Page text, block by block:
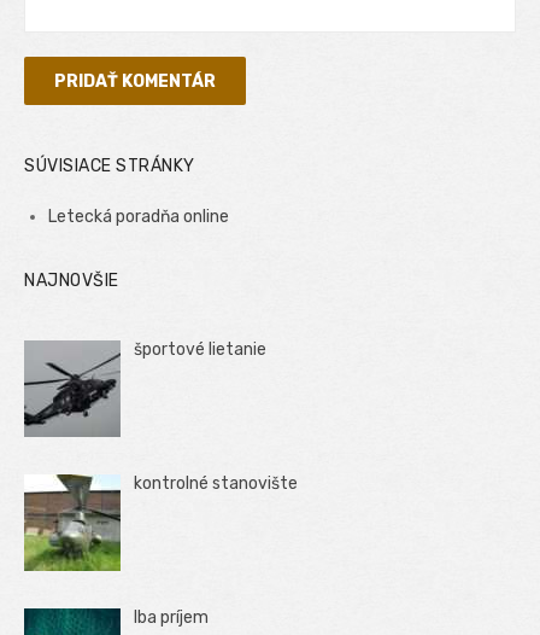
SÚVISIACE STRÁNKY
Letecká poradňa online
NAJNOVŠIE
športové lietanie
kontrolné stanovište
Iba príjem